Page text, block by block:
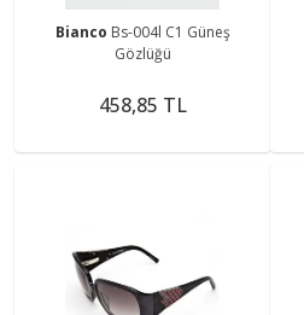
Bianco Bs-004l C1 Güneş
Gözlüğü
458,85 TL